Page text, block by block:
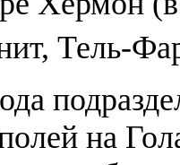
Тель-
на